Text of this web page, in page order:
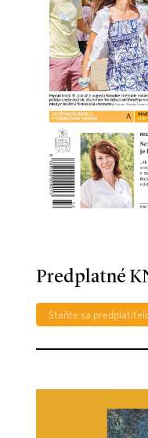
Predplatné
Staňte sa